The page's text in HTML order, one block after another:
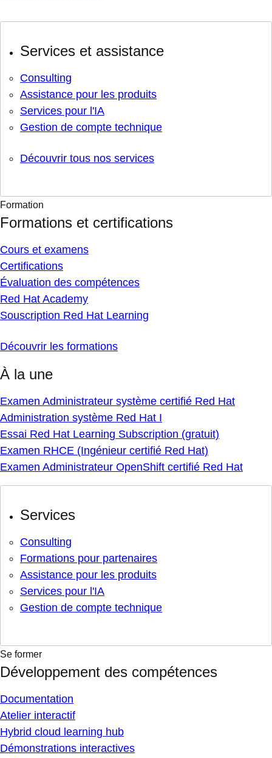
Services et assistance
Consulting
Assistance pour les produits
Services pour l'IA
Gestion de compte technique
Découvrir tous nos services
Formation
Formations et certifications
Cours et examens
Certifications
Évaluation des compétences
Red Hat Academy
Souscription Red Hat Learning
Découvrir les formations
À la une
Examen Administrateur système certifié Red Hat
Administration système Red Hat I
Essai Red Hat Learning Subscription (gratuit)
Examen RHCE (Ingénieur certifié Red Hat)
Examen Administrateur OpenShift certifié Red Hat
Services
Consulting
Formations pour partenaires
Assistance pour les produits
Services pour l'IA
Gestion de compte technique
Se former
Développement des compétences
Documentation
Atelier interactif
Hybrid cloud learning hub
Démonstrations interactives